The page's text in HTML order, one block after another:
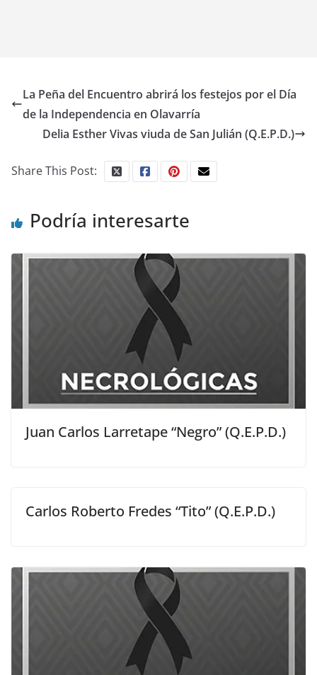
La Peña del Encuentro abrirá los festejos por el Día
de la Independencia en Olavarría
Delia Esther Vivas viuda de San Julián (Q.E.P.D.)
Share This Post:
Podría interesarte
Juan Carlos Larretape “Negro” (Q.E.P.D.)
Carlos Roberto Fredes “Tito” (Q.E.P.D.)